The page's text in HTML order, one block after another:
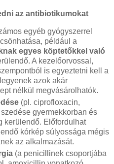
az antibiotikumokat
egyéb gyógyszerrel
például a
egyes köptetőkkel való
A kezelőorvossal,
is egyeztetni kell a
azok akár
nélkül megvásárolhatók.
(pl. ciprofloxacin,
gyermekkorban és
kerülendő. Előfordulhat
kórkép súlyossága mégis
az alkalmazását.
(a penicillinek csoportjába